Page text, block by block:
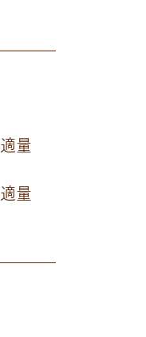
適量
適量